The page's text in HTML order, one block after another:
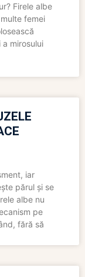
Firele albe
femei
mirosului
iar
părul și se
albe nu
pe
fără să